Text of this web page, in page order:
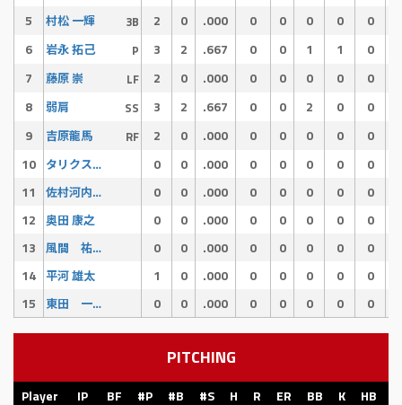
5
村松 一輝 3B 2 0 .000 0 0 0 0 0
6
岩永 拓己 P 3 2 .667 0 0 1 1 0
7
藤原 崇 LF 2 0 .000 0 0 0 0 0
8
弱肩 SS 3 2 .667 0 0 2 0 0
9
吉原龍馬 RF 2 0 .000 0 0 0 0 0
10
タリクスクーバル 0 0 .000 0 0 0 0 0
11
佐村河内 守 0 0 .000 0 0 0 0 0
12 奥田 康之 0 0 .000 0 0 0 0 0
13
風間 祐輝 0 0 .000 0 0 0 0 0
14 平河 雄太 1 0 .000 0 0 0 0 0
15
東田 一輝 0 0 .000 0 0 0 0 0
PITCHING
Player IP BF #P #B #S H R ER BB K HB